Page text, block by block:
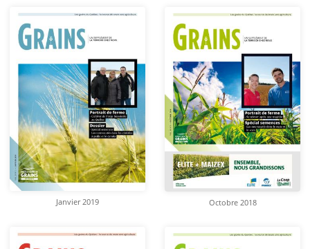
Janvier 2019 Octobre 2018